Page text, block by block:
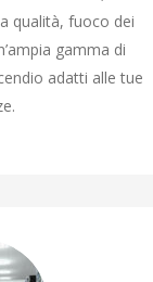
qualità, fuoco dei
gamma di
adatti alle tue